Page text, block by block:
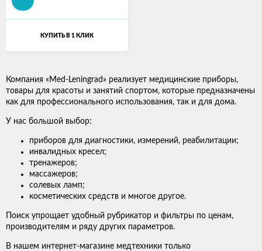
КУПИТЬ В 1 КЛИК
Компания «Med-Leningrad» реализует медицинские приборы,
товары для красоты и занятий спортом, которые предназначены
как для профессионального использования, так и для дома.
У нас большой выбор:
приборов для диагностики, измерений, реабилитации;
инвалидных кресел;
тренажеров;
массажеров;
солевых ламп;
косметических средств и многое другое.
Поиск упрощает удобный рубрикатор и фильтры по ценам,
производителям и ряду других параметров.
В нашем интернет-магазине медтехники только